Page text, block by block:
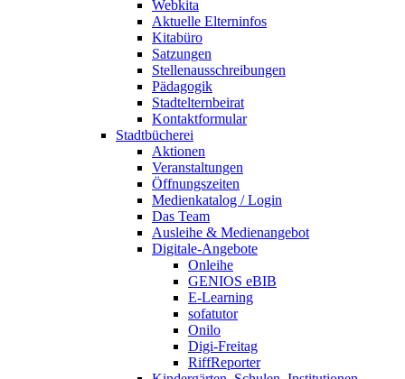
Webkita
Aktuelle Elterninfos
Kitabüro
Satzungen
Stellenausschreibungen
Pädagogik
Stadtelternbeirat
Kontaktformular
Stadtbücherei
Aktionen
Veranstaltungen
Öffnungszeiten
Medienkatalog / Login
Das Team
Ausleihe & Medienangebot
Digitale-Angebote
Onleihe
GENIOS eBIB
E-Learning
sofatutor
Onilo
Digi-Freitag
RiffReporter